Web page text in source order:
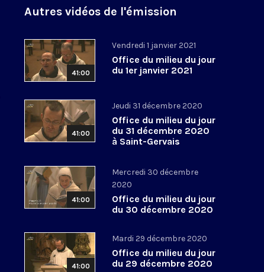
Autres vidéos de l'émission
41:00
Vendredi 1 janvier 2021
Office du milieu du jour
du 1er janvier 2021
41:00
Jeudi 31 décembre 2020
Office du milieu du jour
du 31 décembre 2020
à Saint-Gervais
41:00
Mercredi 30 décembre
2020
Office du milieu du jour
du 30 décembre 2020
41:00
Mardi 29 décembre 2020
Office du milieu du jour
du 29 décembre 2020